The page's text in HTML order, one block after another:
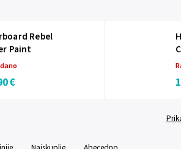
Rebel
Paint
€